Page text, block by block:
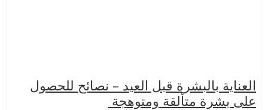
العناية بالبشرة قبل العيد – نصائح للحصول
على بشرة متألقة ومتوهجة